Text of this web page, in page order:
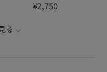
¥2,750
る